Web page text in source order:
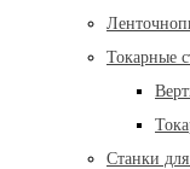
Токарные
Станки